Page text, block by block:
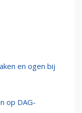
en ogen bij
op DAG-